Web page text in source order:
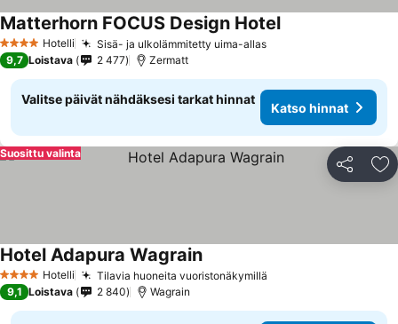
4 Tähtiluokitus
Hotelli Sisä- ja ulkolämmitetty uima-allasKatso hinnat
Matterhorn FOCUS Design HotelKatso hinnat
9,7 Loistava 2 477 Zermatt
Valitse päivät nähdäksesi tarkat hinnat
Katso hinnat
Jaa
Suosittu valinta
4 Tähtiluokitus
Hotelli Tilavia huoneita vuoristonäkymillä
Hotel Adapura WagrainKatso hinnat
9,1 Loistava 2 840 Wagrain